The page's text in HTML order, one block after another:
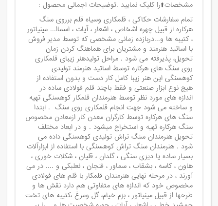
مشخصات⬆️را کلیک نمایید .توضیحات اجمالی محصول :
تمام سفارشات حکاکی ، قلمکاری وسیاه قلم برروی سنگ
هرکاره از قبیل چهره اشخاص ، اشعار ، آیات ، اسماا... مینیاتور
، کتیبه ها و...دربازده زمانی مشخصی که توسط مدیر فروش
با اساتید هنرمند و مشتریان برای هماهنگ کردن زمان
تحویل، پذیرفته می شود . مراحل تولیدهنر زیبای قلمکاری
روی سنگ های هرکاره توسط اساتید هنرمند تولیدی
کوهسنگی این هنر زیبا کامل کار دست و بدون استفاده از
هیچ نوع ابزار صنعتی و فقط باچند قلم فولادی ساده در
اندازه های مورد نظر توسط هنرمندان قلمکار کوهسنگی تهیه
و ساخته می شود جهت انجام قلمکاری روی سنگ . ابتدا
سنگ های هرکاره توسط کارگران معدن کار ازمعادن مخصوص
سنگ هرکاره تهیه و استخراج میشود . و در ابعاد مختلف
تحویل هنرمندان سنگ تراش تولیدی کوهسنگی داده می
شود . هنرمندان سنگ تراش کوهسنگی با استفاده از ابزارآلات
بسیار ساده یا دیزی سنگی ، گلدان ، قلیان ، شکلات خوری ،
هاون ، کاسه ، بشقاب ، سماور ، فنجان ، نعلبکی و .... در می
آورند ، در مرحله نهایی هنرمندان قلمکار با قلم های فولادی
مخصوص خود که اندازه های متفاوتی هم دارد نقش ها و
طرحها از قبیل مینیاتور ، بزم خیام، گل ومرغ ،کتیبه های تخت